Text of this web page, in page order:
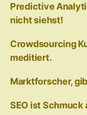
Predictive
nicht siehst!
Crowdsourcing
meditiert.
Marktforscher,
SEO ist Schmuck